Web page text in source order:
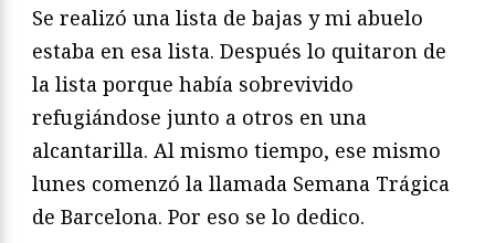
Se realizó una lista de bajas y mi abuelo
estaba en esa lista. Después lo quitaron de
la lista porque había sobrevivido
refugiándose junto a otros en una
alcantarilla. Al mismo tiempo, ese mismo
lunes comenzó la llamada Semana Trágica
de Barcelona. Por eso se lo dedico.